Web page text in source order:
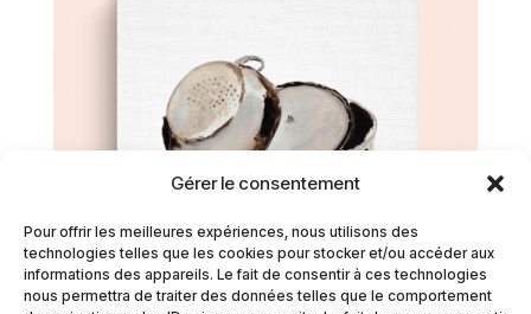
Gérer le consentement
Pour offrir les meilleures expériences, nous utilisons des
technologies telles que les cookies pour stocker et/ou accéder aux
informations des appareils. Le fait de consentir à ces technologies
nous permettra de traiter des données telles que le comportement